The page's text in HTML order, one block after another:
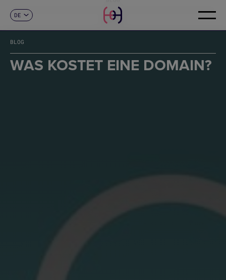
EN
FR
DE
IT
PT
KONTAKT
BLOG
WAS KOSTET EINE DOMAIN?